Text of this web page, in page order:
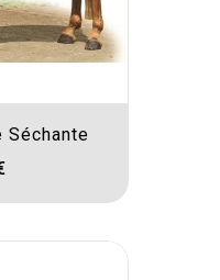
Séchante